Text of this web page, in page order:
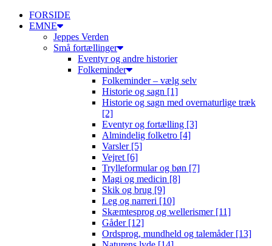
FORSIDE
EMNE
Jeppes Verden
Små fortællinger
Eventyr og andre historier
Folkeminder
Folkeminder – vælg selv
Historie og sagn [1]
Historie og sagn med overnaturlige træk
[2]
Eventyr og fortælling [3]
Almindelig folketro [4]
Varsler [5]
Vejret [6]
Trylleformular og bøn [7]
Magi og medicin [8]
Skik og brug [9]
Leg og narreri [10]
Skæmtesprog og wellerismer [11]
Gåder [12]
Ordsprog, mundheld og talemåder [13]